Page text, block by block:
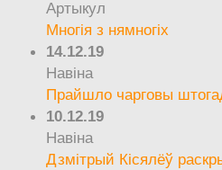
Артыкул
Многія з нямногіх
14.12.19
Навіна
Прайшло чарговы
10.12.19
Навіна
Дзмітрый Кісялёў